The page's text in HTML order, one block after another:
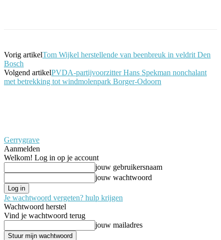
Vorig artikelTom Wijkel herstellende van beenbreuk in veldrit Den
Bosch
Volgend artikelPVDA-partijvoorzitter Hans Spekman nonchalant
met betrekking tot windmolenpark Borger-Odoorn
Gerrygrave
Aanmelden
Welkom! Log in op je account
jouw gebruikersnaam
jouw wachtwoord
Je wachtwoord vergeten? hulp krijgen
Wachtwoord herstel
Vind je wachtwoord terug
jouw mailadres